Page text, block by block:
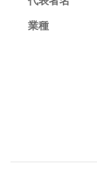
業種